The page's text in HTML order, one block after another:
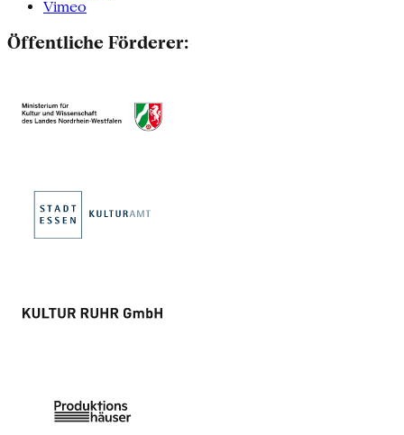
Vimeo
Öffentliche Förderer: